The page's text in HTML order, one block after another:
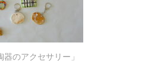
のアクセサリー」